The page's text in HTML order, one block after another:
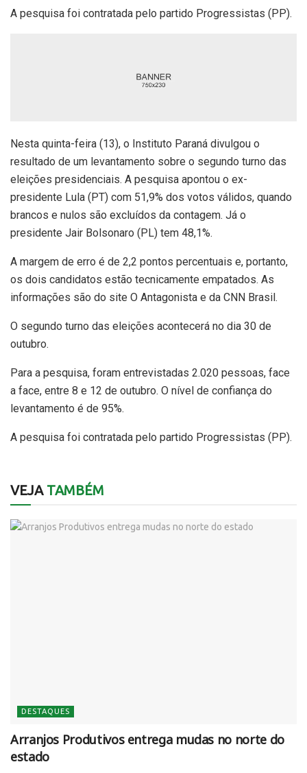
A pesquisa foi contratada pelo partido Progressistas (PP).
Nesta quinta-feira (13), o Instituto Paraná divulgou o
resultado de um levantamento sobre o segundo turno das
eleições presidenciais. A pesquisa apontou o ex-
presidente Lula (PT) com 51,9% dos votos válidos, quando
brancos e nulos são excluídos da contagem. Já o
presidente Jair Bolsonaro (PL) tem 48,1%.
A margem de erro é de 2,2 pontos percentuais e, portanto,
os dois candidatos estão tecnicamente empatados. As
informações são do site O Antagonista e da CNN Brasil.
O segundo turno das eleições acontecerá no dia 30 de
outubro.
Para a pesquisa, foram entrevistadas 2.020 pessoas, face
a face, entre 8 e 12 de outubro. O nível de confiança do
levantamento é de 95%.
A pesquisa foi contratada pelo partido Progressistas (PP).
VEJATAMBÉM
DESTAQUES
Arranjos Produtivos entrega mudas no norte do
estado